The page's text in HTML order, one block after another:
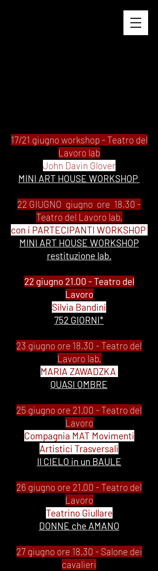
17/21 giugno workshop - Teatro del
Lavoro lab
John Davin Glover
MINI ART HOUSE WORKSHOP
22 GIUGNO giugno ore 18,30 -
Teatro del Lavoro lab.
con i PARTECIPANTI WORKSHOP
MINI ART HOUSE WORKSHOP
restituzione lab.
22 giugno 21.00 - Teatro del
Lavoro
Silvia Bandini
752 GIORNI*
23 giugno ore 18.30 - Teatro del
Lavoro lab.
MARIA ZAWADZKA
QUASI OMBRE
25 giugno ore 21.00 - Teatro del
Lavoro
Compagnia MAT Movimenti
Artistici Trasversali
Il CIELO in un BAULE
26 giugno ore 21.00 - Teatro del
Lavoro
Teatrino Giullare
DONNE che AMANO
27 giugno ore 18.30 - Salone dei
cavalieri